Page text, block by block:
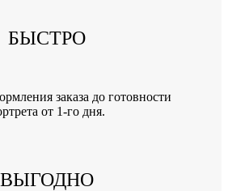
БЫСТРО
заказа до готовности
от 1-го дня.
ВЫГОДНО